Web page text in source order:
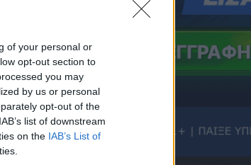
of your personal or
opt-out section to
you may
by us or personal
opt-out of the
list of downstream
on the IAB’s List of
ετών στο Πόρτο Γερμενό
7 Αυγούστου 2026 21:53
Παίρνει τον Ρούλι από τη Μαρσέιγ η
7 Αυγούστου 2026 21:25
7 Αυγούστου 2026 21:13